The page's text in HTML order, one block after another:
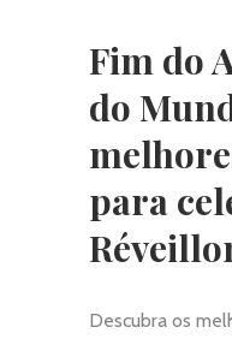
Fim do
do
para
Descubra os